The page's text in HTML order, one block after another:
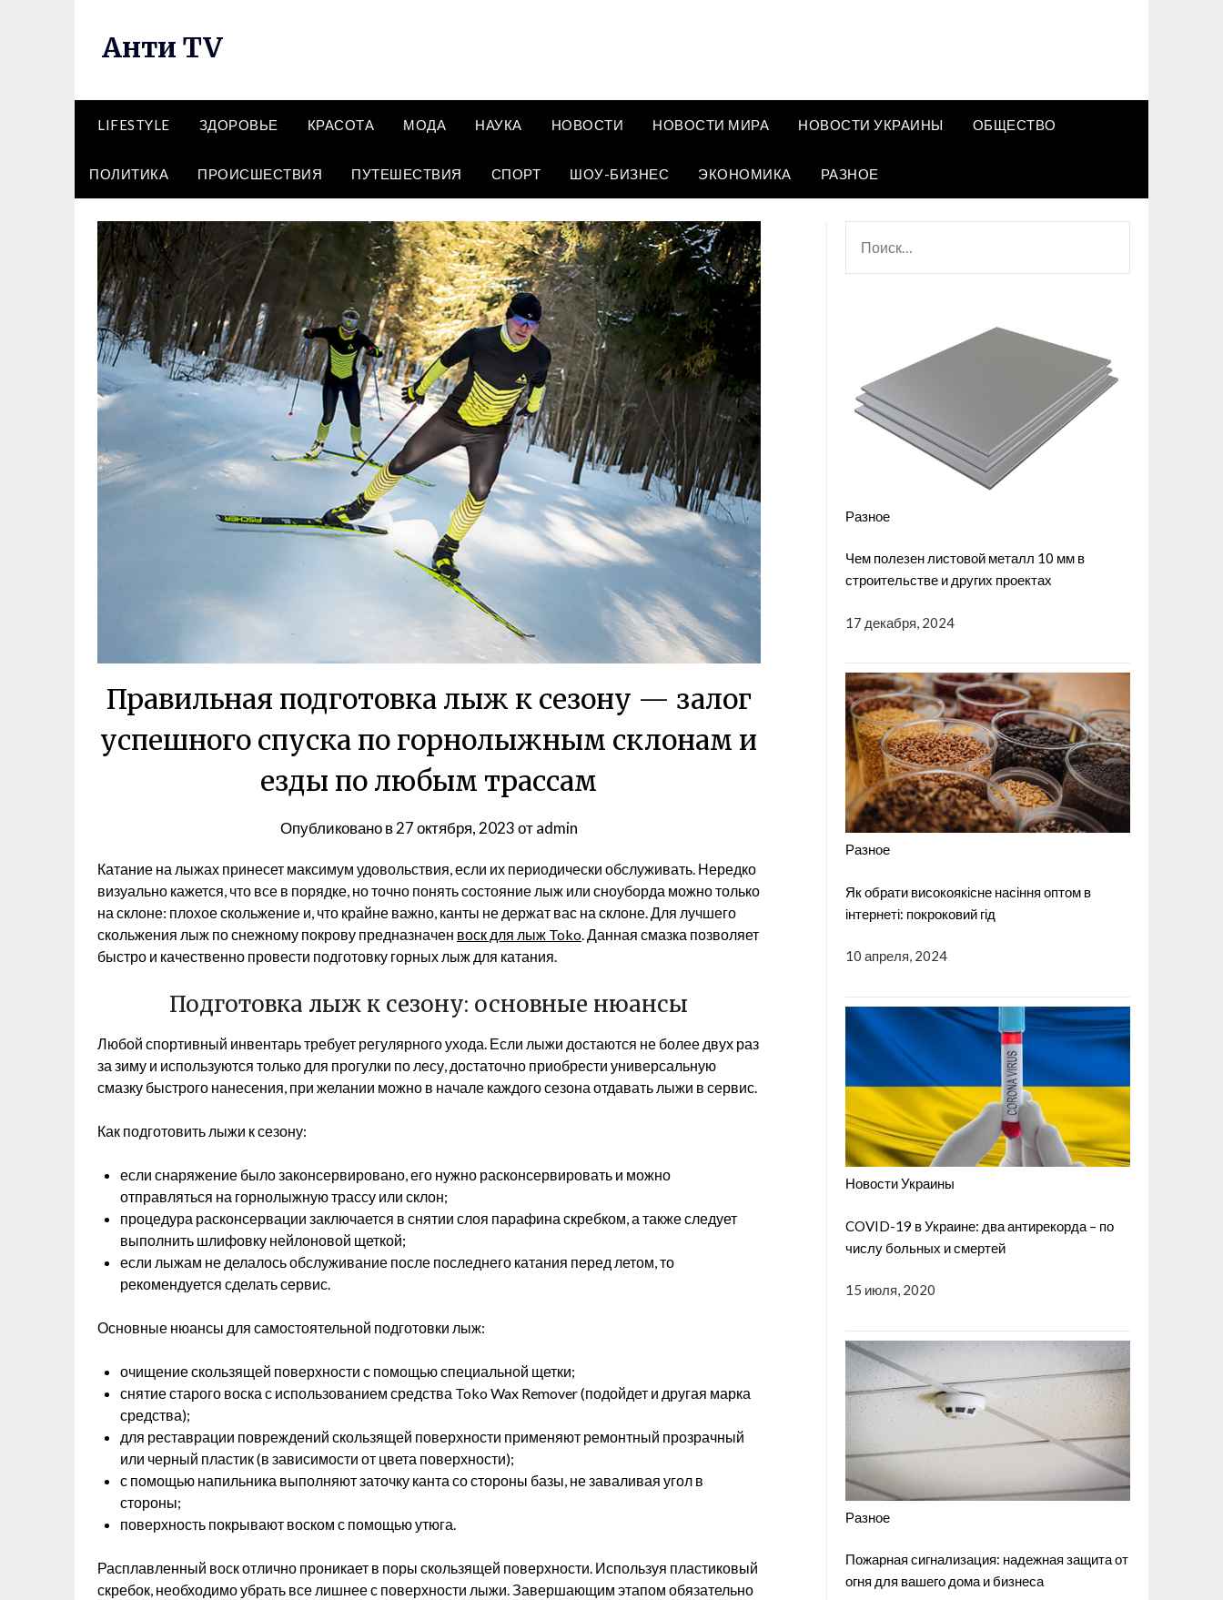
Анти TV
LIFESTYLE ЗДОРОВЬЕ КРАСОТА МОДА НАУКА НОВОСТИ НОВОСТИ МИРА НОВОСТИ УКРАИНЫ ОБЩЕСТВО
ПОЛИТИКА ПРОИСШЕСТВИЯ ПУТЕШЕСТВИЯ СПОРТ ШОУ-БИЗНЕС ЭКОНОМИКА РАЗНОЕ
Правильная подготовка лыж к сезону — залог
успешного спуска по горнолыжным склонам и
езды по любым трассам
Опубликовано в27 октября, 2023отadmin
Катание на лыжах принесет максимум удовольствия, если их периодически обслуживать. Нередко
визуально кажется, что все в порядке, но точно понять состояние лыж или сноуборда можно только
на склоне: плохое скольжение и, что крайне важно, канты не держат вас на склоне. Для лучшего
скольжения лыж по снежному покрову предназначен воск для лыж Toko. Данная смазка позволяет
быстро и качественно провести подготовку горных лыж для катания.
Подготовка лыж к сезону: основные нюансы
Любой спортивный инвентарь требует регулярного ухода. Если лыжи достаются не более двух раз
за зиму и используются только для прогулки по лесу, достаточно приобрести универсальную
смазку быстрого нанесения, при желании можно в начале каждого сезона отдавать лыжи в сервис.
Как подготовить лыжи к сезону:
если снаряжение было законсервировано, его нужно расконсервировать и можно
отправляться на горнолыжную трассу или склон;
процедура расконсервации заключается в снятии слоя парафина скребком, а также следует
выполнить шлифовку нейлоновой щеткой;
если лыжам не делалось обслуживание после последнего катания перед летом, то
рекомендуется сделать сервис.
Основные нюансы для самостоятельной подготовки лыж:
очищение скользящей поверхности с помощью специальной щетки;
снятие старого воска с использованием средства Toko Wax Remover (подойдет и другая марка
средства);
для реставрации повреждений скользящей поверхности применяют ремонтный прозрачный
или черный пластик (в зависимости от цвета поверхности);
с помощью напильника выполняют заточку канта со стороны базы, не заваливая угол в
стороны;
поверхность покрывают воском с помощью утюга.
Расплавленный воск отлично проникает в поры скользящей поверхности. Используя пластиковый
скребок, необходимо убрать все лишнее с поверхности лыжи. Завершающим этапом обязательно
Разное
Чем полезен листовой металл 10 мм в
строительстве и других проектах
17 декабря, 2024
Разное
Як обрати високоякісне насіння оптом в
інтернеті: покроковий гід
10 апреля, 2024
Новости Украины
COVID-19 в Украине: два антирекорда – по
числу больных и смертей
15 июля, 2020
Разное
Пожарная сигнализация: надежная защита от
огня для вашего дома и бизнеса